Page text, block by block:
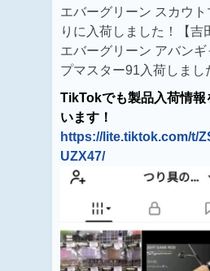
エバーグリーン スカウ
りに入荷しました！【吉
エバーグリーン アバン
プマスター91入荷しまし
TikTokでも製品入荷情報
います！
https://lite.tiktok.com/t/
UZX47/